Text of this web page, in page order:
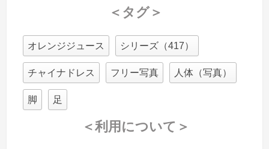
＜タグ＞
オレンジジュース シリーズ（417）
チャイナドレス フリー写真 人体（写真）
脚 足
＜利用について＞